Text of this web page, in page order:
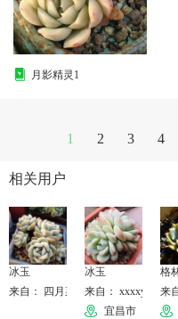
月影精灵1
1 2 3 4
相关用户
冰玉
来自： 四月菜菜
冰玉
来自： xxxxylove
宜昌市
格
来